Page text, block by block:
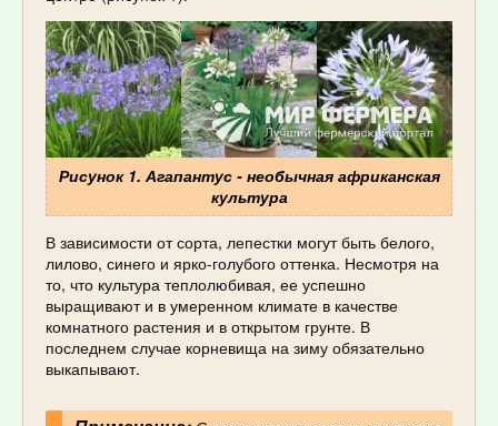
Рисунок 1. Агапантус - необычная африканская
культура
В зависимости от сорта, лепестки могут быть белого,
лилово, синего и ярко-голубого оттенка. Несмотря на
то, что культура теплолюбивая, ее успешно
выращивают и в умеренном климате в качестве
комнатного растения и в открытом грунте. В
последнем случае корневища на зиму обязательно
выкапывают.